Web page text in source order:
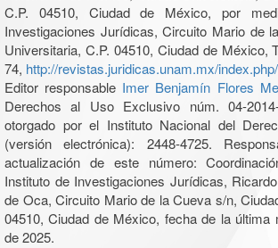
C.P. 04510, Ciudad de México, por
Investigaciones Jurídicas, Circuito Mario de
Universitaria, C.P. 04510, Ciudad de México,
74, http://revistas.juridicas.unam.mx/
Editor responsable Imer Benjamín Flores
Derechos al Uso Exclusivo núm. 04-2014-
otorgado por el Instituto Nacional del
(versión electrónica): 2448-4725.
actualización de este número:
Instituto de Investigaciones Jurídicas,
de Oca, Circuito Mario de la Cueva s/n,
04510, Ciudad de México, fecha de la última
de 2025.